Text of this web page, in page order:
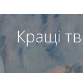
Кращі